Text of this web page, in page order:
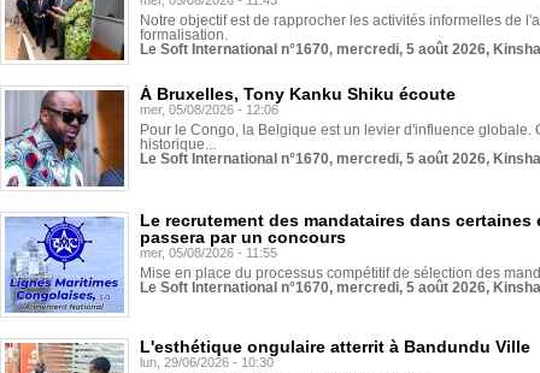
Notre objectif est de rapprocher les activités informelles de
formalisation.
Le Soft International n°1670, mercredi, 5 août 2026,
À Bruxelles, Tony Kanku Shiku écoute
mer, 05/08/2026 - 12:06
Pour le Congo, la Belgique est un levier d'influence globale.
historique...
Le Soft International n°1670, mercredi, 5 août 2026,
Le recrutement des mandataires dans
passera par un concours
mer, 05/08/2026 - 11:55
Mise en place du processus compétitif de sélection des
Le Soft International n°1670, mercredi, 5 août 2026,
L'esthétique ongulaire atterrit à Bandundu Ville
lun, 29/06/2026 - 10:30